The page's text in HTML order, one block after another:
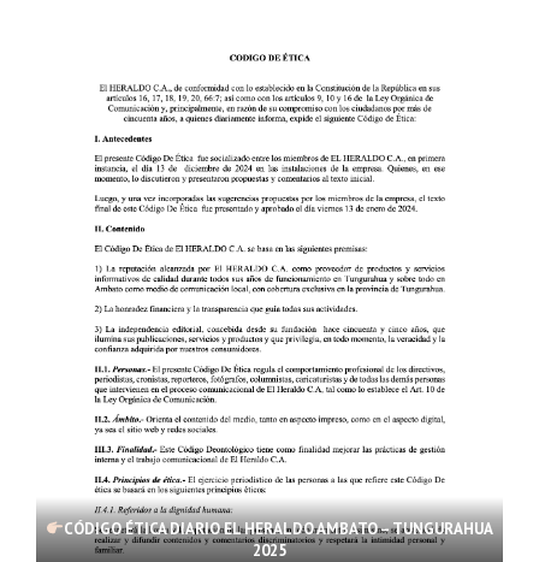
CÓDIGO ÉTICA DIARIO EL HERALDO AMBATO – TUNGURAHUA
2025